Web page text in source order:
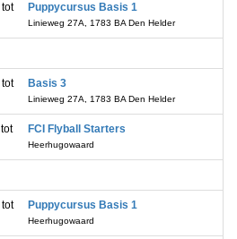
Puppycursus Basis 1
Linieweg 27A, 1783 BA Den Helder
Basis 3
Linieweg 27A, 1783 BA Den Helder
FCI Flyball Starters
Heerhugowaard
Puppycursus Basis 1
Heerhugowaard